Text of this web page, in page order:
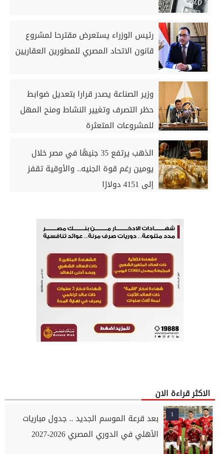
رئيس الوزراء يستعرض مقترحا لمشروع
قانون الاتحاد المصري للمطورين العقاريين
وزير الصناعة يصدر قرارا بتعديل ضوابط
حظر التصرف وتغيير النشاط ومنح المهل
للمشروعات المتعثرة
الذهب يرتفع 35 جنيهًا في مصر خلال
يومين رغم قوة الجنيه.. والأوقية تقفز
إلى 4151 دولارًا
الاكثر قراءة الان
1
بعد قرعة الموسم الجديد .. جدول مباريات
الأهلي في الدوري المصري 2026-2027